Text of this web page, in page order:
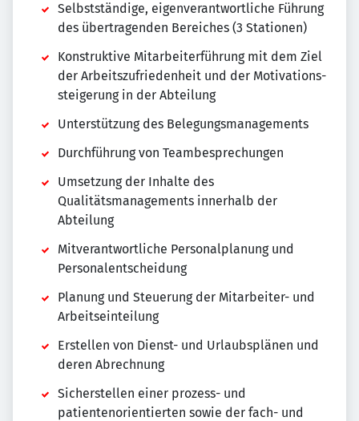
Selbstständige, eigenverantwortliche Führung
des übertragenden Bereiches (3 Stationen)
Konstruktive Mitarbeiterführung mit dem Ziel
der Arbeitszufriedenheit und der Motivations-
steigerung in der Abteilung
Unterstützung des Belegungsmanagements
Durchführung von Teambesprechungen
Umsetzung der Inhalte des
Qualitätsmanagements innerhalb der
Abteilung
Mitverantwortliche Personalplanung und
Personalentscheidung
Planung und Steuerung der Mitarbeiter- und
Arbeitseinteilung
Erstellen von Dienst- und Urlaubsplänen und
deren Abrechnung
Sicherstellen einer prozess- und
patientenorientierten sowie der fach- und